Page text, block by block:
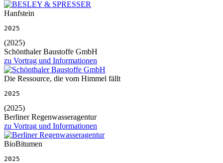
Hanfstein
2025
(2025)
Schönthaler Baustoffe GmbH
zu Vortrag und Informationen
Die Ressource, die vom Himmel fällt
2025
(2025)
Berliner Regenwasseragentur
zu Vortrag und Informationen
BioBitumen
2025